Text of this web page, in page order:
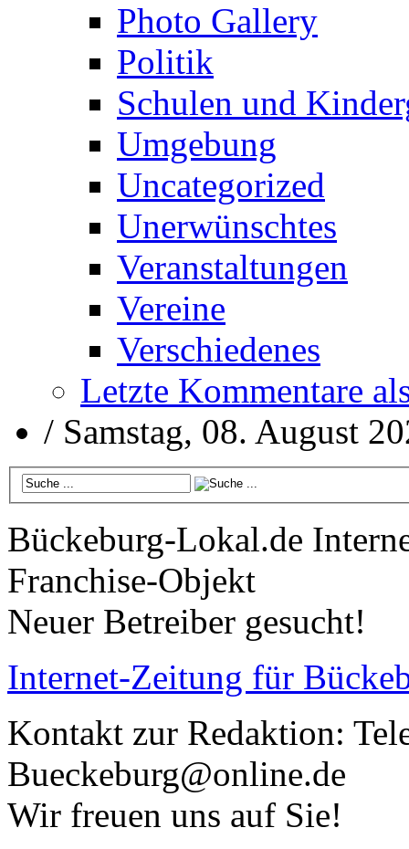
Photo Gallery
Politik
Schulen und
Umgebung
Uncategorized
Unerwünschtes
Veranstaltungen
Vereine
Verschiedenes
Letzte Kommentare
/ Samstag, 08. August
Bückeburg-Lokal.de
Franchise-Objekt
Neuer Betreiber gesucht!
Internet-Zeitung für
Kontakt zur Redaktion:
Bueckeburg@online.de
Wir freuen uns auf Sie!